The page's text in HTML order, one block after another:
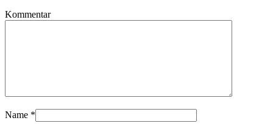
Kommentar
Name *